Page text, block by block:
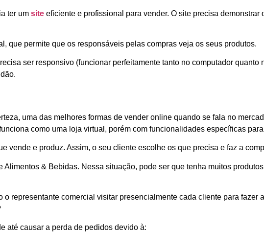
ter um site eficiente e profissional para vender. O site precisa
que permite que os responsáveis pelas compras veja os seus produtos.
ser responsivo (funcionar perfeitamente tanto no computador
uma das melhores formas de vender online quando se fala no
como uma loja virtual, porém com funcionalidades específicas
vende e produz. Assim, o seu cliente escolhe os que precisa e faz a
Alimentos & Bebidas. Nessa situação, pode ser que tenha muitos
representante comercial visitar presencialmente cada cliente para fazer
até causar a perda de pedidos devido à: